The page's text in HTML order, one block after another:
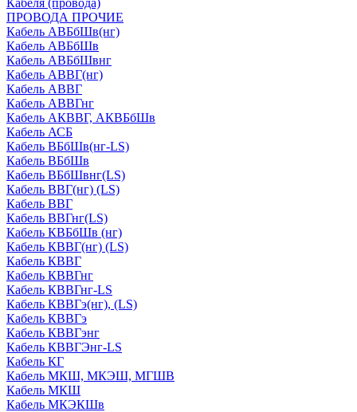
Кабеля (провода)
ПРОВОДА ПРОЧИЕ
Кабель АВБбШв(нг)
Кабель АВБбШв
Кабель АВБбШвнг
Кабель АВВГ(нг)
Кабель АВВГ
Кабель АВВГнг
Кабель АКВВГ, АКВБбШв
Кабель АСБ
Кабель ВБбШв(нг-LS)
Кабель ВБбШв
Кабель ВБбШвнг(LS)
Кабель ВВГ(нг) (LS)
Кабель ВВГ
Кабель ВВГнг(LS)
Кабель КВБбШв (нг)
Кабель КВВГ(нг) (LS)
Кабель КВВГ
Кабель КВВГнг
Кабель КВВГнг-LS
Кабель КВВГэ(нг), (LS)
Кабель КВВГэ
Кабель КВВГэнг
Кабель КВВГЭнг-LS
Кабель КГ
Кабель МКШ, МКЭШ, МГШВ
Кабель МКШ
Кабель МКЭКШв